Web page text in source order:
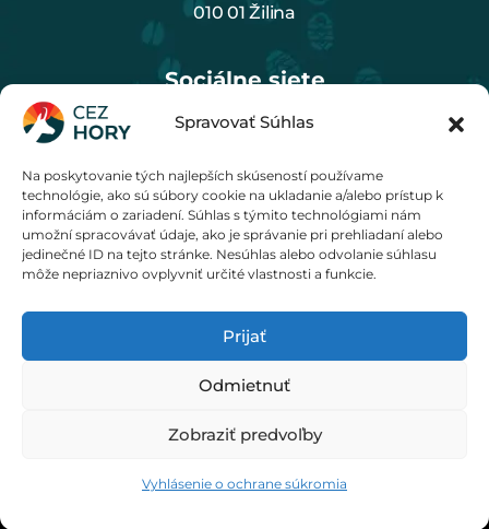
Spravovať Súhlas
Na poskytovanie tých najlepších skúseností používame
technológie, ako sú súbory cookie na ukladanie a/alebo prístup k
informáciám o zariadení. Súhlas s týmito technológiami nám
umožní spracovávať údaje, ako je správanie pri prehliadaní alebo
jedinečné ID na tejto stránke. Nesúhlas alebo odvolanie súhlasu
môže nepriaznivo ovplyvniť určité vlastnosti a funkcie.
Prijať
Odmietnuť
Zobraziť predvoľby
Vyhlásenie o ochrane súkromia
010 01 Žilina
Sociálne siete
Cenník
© 2020 - 2026 M KREO, s. r. o.
Obchodné podmienky
Oznámenie regulátorovi